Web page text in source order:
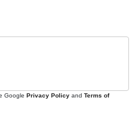
Google Privacy Policy and Terms of